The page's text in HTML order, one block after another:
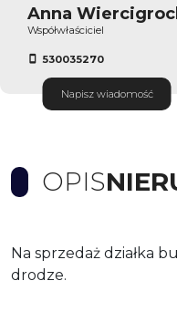
Anna
Współwłaściciel
530035270
Napisz wiadomość
OPIS
Na sprzedaż działka
drodze.